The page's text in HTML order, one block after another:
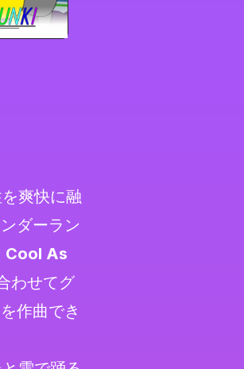
爽快に融
ダーラン
Cool As
わせてグ
作曲でき